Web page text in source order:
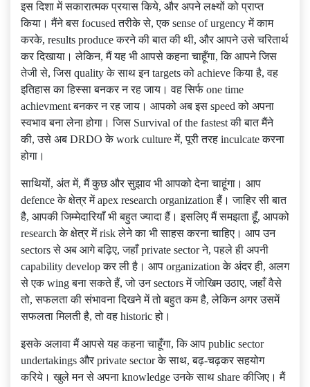
इस दिशा में सकारात्मक प्रयास किये, और अपने लक्ष्यों को प्राप्त
किया। मैंने बस focused तरीके से, एक sense of urgency में काम
करके, results produce करने की बात की थी, और आपने उसे चरितार्थ
कर दिखाया। लेकिन, मैं यह भी आपसे कहना चाहूँगा, कि आपने जिस
तेजी से, जिस quality के साथ इन targets को achieve किया है, वह
इतिहास का हिस्सा बनकर न रह जाय। वह सिर्फ one time
achievment बनकर न रह जाय। आपको अब इस speed को अपना
स्वभाव बना लेना होगा। जिस Survival of the fastest की बात मैंने
की, उसे अब DRDO के work culture में, पूरी तरह inculcate करना
होगा।
साथियों, अंत में, मैं कुछ और सुझाव भी आपको देना चाहूंगा। आप
defence के क्षेत्र में apex research organization हैं। जाहिर सी बात
है, आपकी जिम्मेदारियाँ भी बहुत ज्यादा हैं। इसलिए मैं समझता हूँ, आपको
research के क्षेत्र में risk लेने का भी साहस करना चाहिए। आप उन
sectors से अब आगे बढ़िए, जहाँ private sector ने, पहले ही अपनी
capability develop कर ली है। आप organization के अंदर ही, अलग
से एक wing बना सकते हैं, जो उन sectors में जोखिम उठाए, जहाँ वैसे
तो, सफलता की संभावना दिखने में तो बहुत कम है, लेकिन अगर उसमें
सफलता मिलती है, तो वह historic हो।
इसके अलावा मैं आपसे यह कहना चाहूँगा, कि आप public sector
undertakings और private sector के साथ, बढ़-चढ़कर सहयोग
करिये। खुले मन से अपना knowledge उनके साथ share कीजिए। मैं